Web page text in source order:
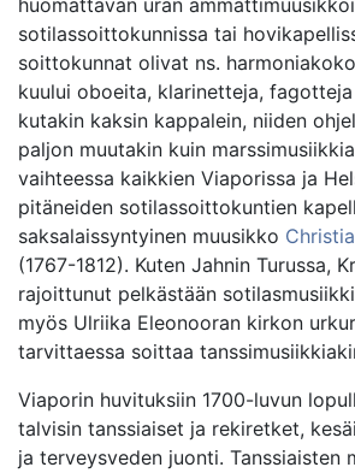
huomattavan uran
sotilassoittokunnissa tai
soittokunnat olivat ns.
kuului oboeita, klarinetteja,
kutakin kaksin kappalein, niiden
paljon muutakin kuin
vaihteessa kaikkien Viaporissa ja
pitäneiden sotilassoittokuntien
saksalaissyntyinen muusikko
(1767-1812). Kuten Jahnin Turussa,
rajoittunut pelkästään
myös Ulriika Eleonooran kirkon
tarvittaessa soittaa
Viaporin huvituksiin 1700-luvun
talvisin tanssiaiset ja rekiretket,
ja terveysveden juonti. Tanssiaisten